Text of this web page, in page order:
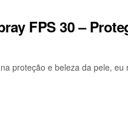
FPS 30 –
proteção e beleza da pele, eu